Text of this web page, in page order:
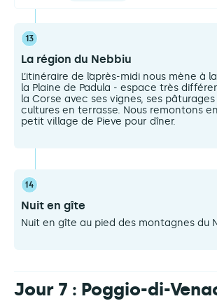
13
La région du Nebbiu
L’itinéraire de l’après-midi nous mène à
la Plaine de Padula - espace très
la Corse avec ses vignes, ses
cultures en terrasse. Nous remontons
petit village de Pieve pour dîner.
14
Nuit en gîte
Nuit en gîte au pied des montagnes du
Jour 7 : Poggio-di-